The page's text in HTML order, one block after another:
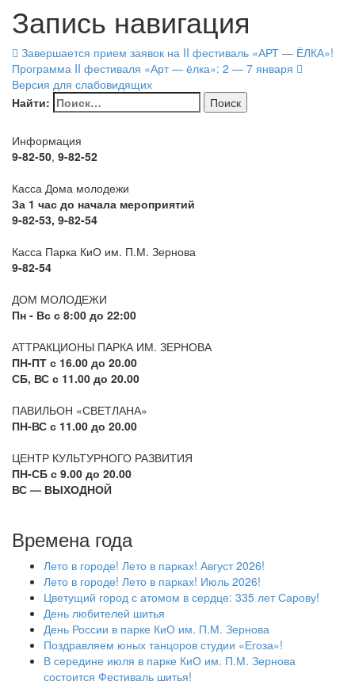
Запись навигация
Завершается прием заявок на II фестиваль «АРТ — ЁЛКА»!
Программа II фестиваля «Арт — ёлка»: 2 — 7 января
Версия для слабовидящих
Найти:
Информация
9-82-50, 9-82-52
Касса Дома молодежи
За 1 час до начала мероприятий
9-82-53, 9-82-54
Касса Парка КиО им. П.М. Зернова
9-82-54
ДОМ МОЛОДЕЖИ
Пн - Вс с 8:00 до 22:00
АТТРАКЦИОНЫ ПАРКА ИМ. ЗЕРНОВА
ПН-ПТ с 16.00 до 20.00
СБ, ВС с 11.00 до 20.00
ПАВИЛЬОН «СВЕТЛАНА»
ПН-ВС с 11.00 до 20.00
ЦЕНТР КУЛЬТУРНОГО РАЗВИТИЯ
ПН-СБ с 9.00 до 20.00
ВС — ВЫХОДНОЙ
Времена года
Лето в городе! Лето в парках! Август 2026!
Лето в городе! Лето в парках! Июль 2026!
Цветущий город с атомом в сердце: 335 лет Сарову!
День любителей шитья
День России в парке КиО им. П.М. Зернова
Поздравляем юных танцоров студии «Егоза»!
В середине июля в парке КиО им. П.М. Зернова
состоится Фестиваль шитья!